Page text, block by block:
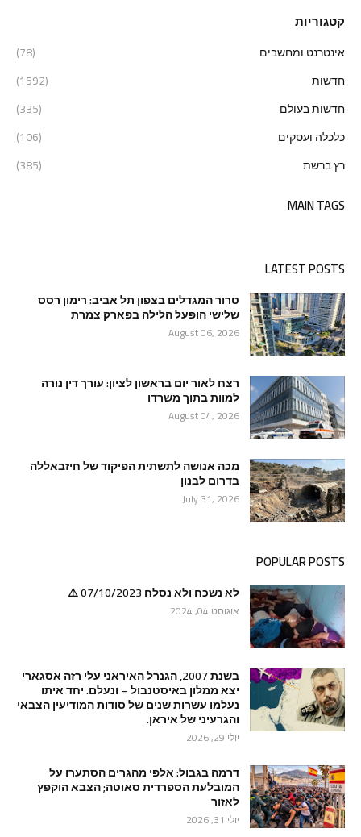
קטגוריות
אינטרנט ומחשבים
(78)
חדשות
(1592)
חדשות בעולם
(335)
כלכלה ועסקים
(106)
רץ ברשת
(385)
MAIN TAGS
LATEST POSTS
טרור המגדלים בצפון תל אביב: רימון רסס
שלישי הופעל הלילה בפארק צמרת
August 06, 2026
רצח לאור יום בראשון לציון: עורך דין נורה
למוות בתוך משרדו
August 04, 2026
מכה אנושה לתשתית הפיקוד של חיזבאללה
בדרום לבנון
July 31, 2026
POPULAR POSTS
לא נשכח ולא נסלח 07/10/2023 ⚠️
אוגוסט 04, 2024
בשנת 2007, הגנרל האיראני עלי רזה אסגארי
יצא ממלון באיסטנבול – ונעלם. יחד איתו
נעלמו עשרות שנים של סודות המודיעין הצבאי
והגרעיני של איראן.
יולי 29, 2026
דרמה בגבול: אלפי מהגרים הסתערו על
המובלעת הספרדית סאוטה; הצבא הוקפץ
לאזור
יולי 31, 2026